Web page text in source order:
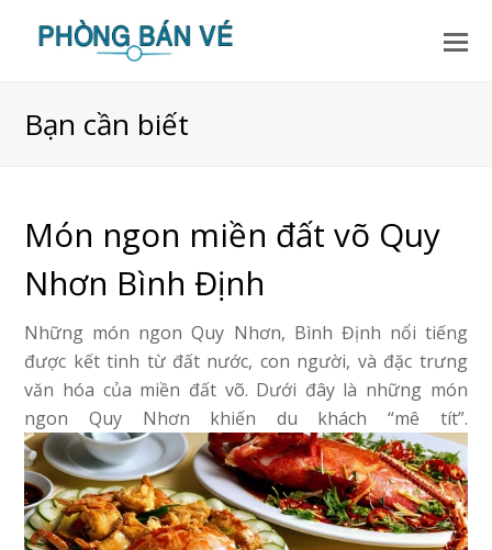
Bạn cần biết
Món ngon miền đất võ Quy
Nhơn Bình Định
Những món ngon Quy Nhơn, Bình Định nổi tiếng
được kết tinh từ đất nước, con người, và đặc trưng
văn hóa của miền đất võ. Dưới đây là những món
ngon Quy Nhơn khiến du khách “mê tít”.